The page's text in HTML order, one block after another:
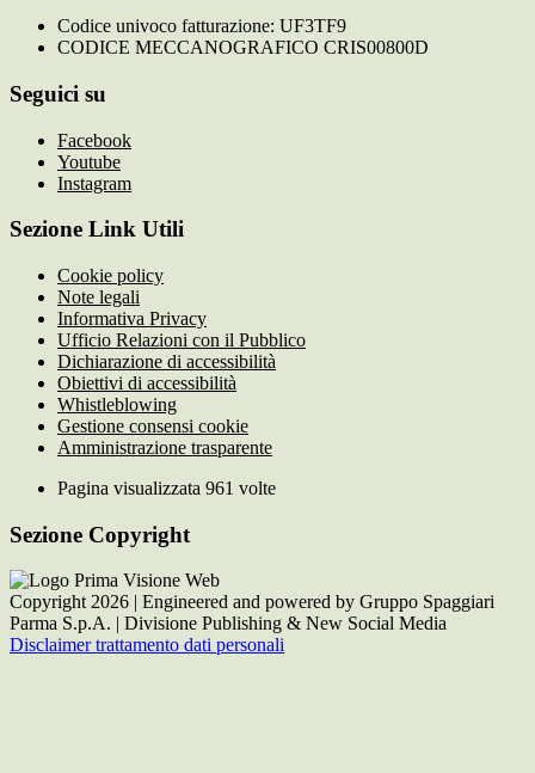
Codice univoco fatturazione: UF3TF9
CODICE MECCANOGRAFICO CRIS00800D
Seguici su
Facebook
Youtube
Instagram
Sezione Link Utili
Cookie policy
Note legali
Informativa Privacy
Ufficio Relazioni con il Pubblico
Dichiarazione di accessibilità
Obiettivi di accessibilità
Whistleblowing
Gestione consensi cookie
Amministrazione trasparente
Pagina visualizzata 961 volte
Sezione Copyright
Copyright 2026 | Engineered and powered by Gruppo Spaggiari
Parma S.p.A. | Divisione Publishing & New Social Media
Disclaimer trattamento dati personali